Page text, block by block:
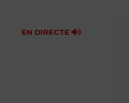
Fes-te'n soci!
EN DIRECTE